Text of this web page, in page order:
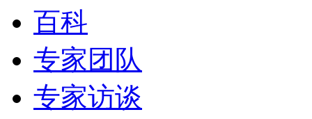
百科
专家团队
专家访谈